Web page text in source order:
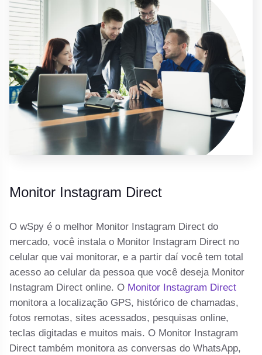
Monitor Instagram Direct
O wSpy é o melhor Monitor Instagram Direct do
mercado, você instala o Monitor Instagram Direct no
celular que vai monitorar, e a partir daí você tem total
acesso ao celular da pessoa que você deseja Monitor
Instagram Direct online. O Monitor Instagram Direct
monitora a localização GPS, histórico de chamadas,
fotos remotas, sites acessados, pesquisas online,
teclas digitadas e muitos mais. O Monitor Instagram
Direct também monitora as conversas do WhatsApp,